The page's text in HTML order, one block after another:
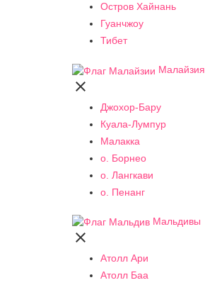
Остров Хайнань
Гуанчжоу
Тибет
Малайзия

Джохор-Бару
Куала-Лумпур
Малакка
о. Борнео
о. Лангкави
о. Пенанг
Мальдивы

Атолл Ари
Атолл Баа